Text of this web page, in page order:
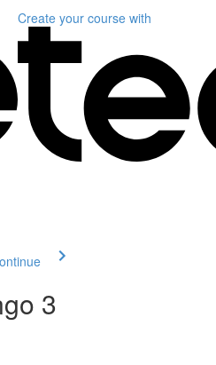
Create your course with
3